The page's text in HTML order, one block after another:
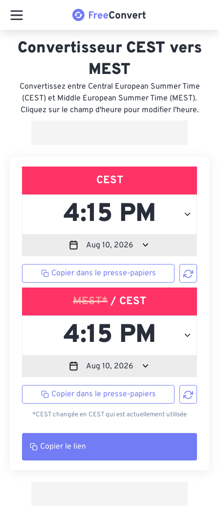
Convertisseur CEST vers
MEST
Convertissez entre Central European Summer Time
(CEST) et Middle European Summer Time (MEST).
Cliquez sur le champ d'heure pour modifier l'heure.
CEST
Copier dans le presse-papiers
MEST* / CEST
Copier dans le presse-papiers
*CEST changée en CEST qui est actuellement utilisée
Copier le lien